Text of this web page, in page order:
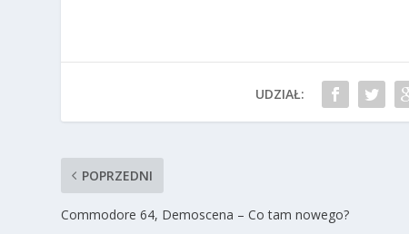
UDZIAŁ:
POPRZEDNI
Commodore 64, Demoscena – Co tam nowego?